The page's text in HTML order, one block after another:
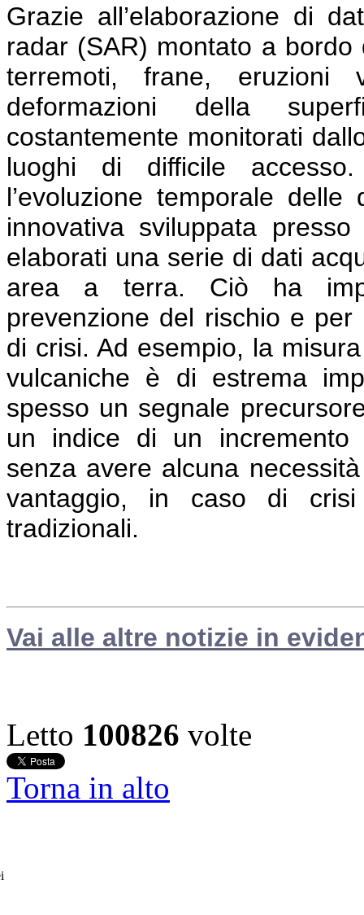
Grazie all’elaborazione di
radar (SAR) montato a
terremoti, frane, eruzioni
deformazioni della
costantemente monitorati
luoghi di difficile
l’evoluzione temporale
innovativa sviluppata
elaborati una serie di dati
area a terra. Ciò ha
prevenzione del rischio e
di crisi. Ad esempio, la
vulcaniche è di estrema
spesso un segnale
un indice di un incremento
senza avere alcuna
vantaggio, in caso di
tradizionali.
Vai alle altre notizie in
Letto 100826 volte
Torna in alto